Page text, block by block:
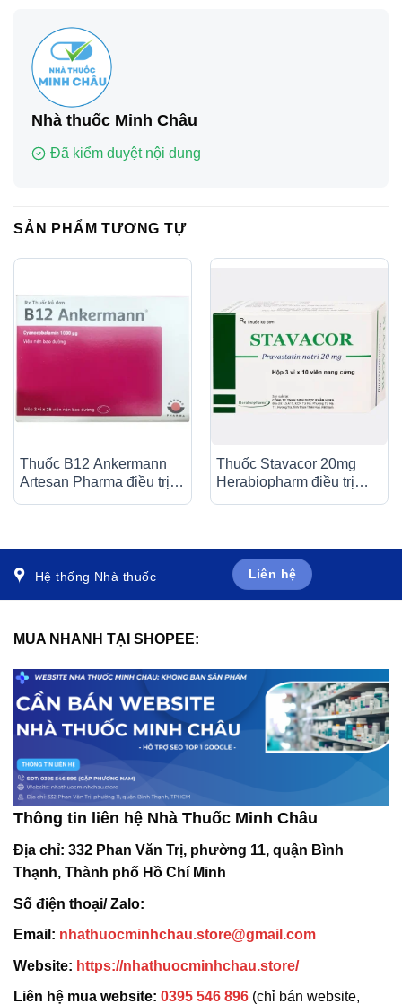
Nhà thuốc Minh Châu
Đã kiểm duyệt nội dung
SẢN PHẨM TƯƠNG TỰ
Thuốc B12 Ankermann
Artesan Pharma điều trị
Thuốc Stavacor 20mg
Herabiopharm điều trị
Hệ thống Nhà thuốc Liên hệ
MUA NHANH TẠI SHOPEE:
Thông tin liên hệ Nhà Thuốc Minh Châu
Địa chỉ: 332 Phan Văn Trị, phường 11, quận Bình
Thạnh, Thành phố Hồ Chí Minh
Số điện thoại/ Zalo:
Email: nhathuocminhchau.store@gmail.com
Website: https://nhathuocminhchau.store/
Liên hệ mua website: 0395 546 896 (chỉ bán website,